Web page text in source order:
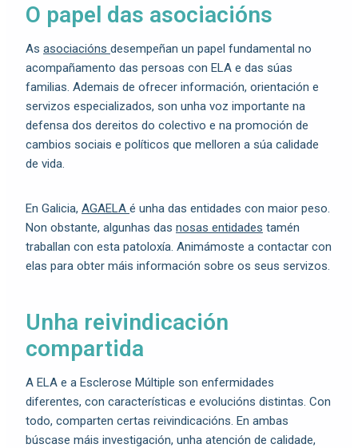
O papel das asociacións
As asociacións desempeñan un papel fundamental no
acompañamento das persoas con ELA e das súas
familias. Ademais de ofrecer información, orientación e
servizos especializados, son unha voz importante na
defensa dos dereitos do colectivo e na promoción de
cambios sociais e políticos que melloren a súa calidade
de vida.
En Galicia, AGAELA é unha das entidades con maior peso.
Non obstante, algunhas das nosas entidades tamén
traballan con esta patoloxía. Animámoste a contactar con
elas para obter máis información sobre os seus servizos.
Unha reivindicación
compartida
A ELA e a Esclerose Múltiple son enfermidades
diferentes, con características e evolucións distintas. Con
todo, comparten certas reivindicacións. En ambas
búscase máis investigación, unha atención de calidade,